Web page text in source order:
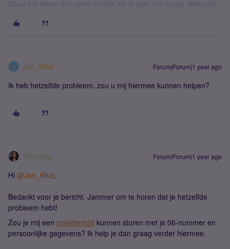
Stuur mij alleen een privé bericht als ik daar om vraag. Bedankt!
J Jan_Khoi Forum|Forum|1 year ago
Ik heb hetzelfde probleem, zou u mij hiermee kunnen helpen?
Roeqajja Forum|Forum|1 year ago
Hi ​ @Jan_Khoi,
Bedankt voor je bericht. Jammer om te horen dat je hetzelfde
probleem hebt!
Zou je mij een privébericht kunnen sturen met je 06-nummer en
persoonlijke gegevens? Ik help je dan graag verder hiermee.